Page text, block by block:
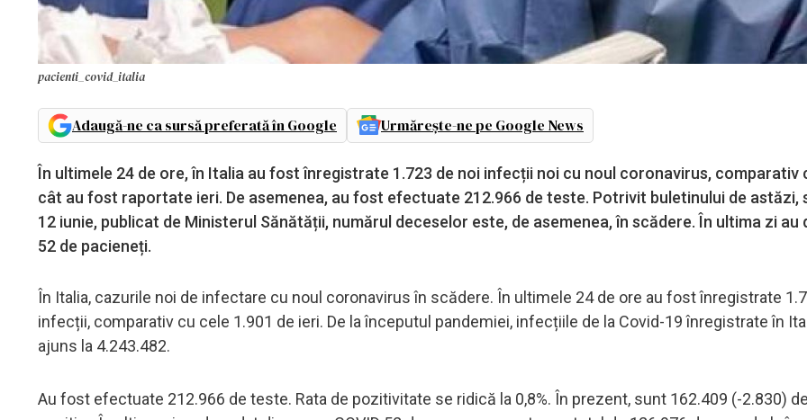
pacienti_covid_italia
Adaugă-ne ca sursă preferată în Google Urmărește-ne pe Google News
În ultimele 24 de ore, în Italia au fost înregistrate 1.723 de noi infecții noi cu noul coronavirus, comparativ
cât au fost raportate ieri. De asemenea, au fost efectuate 212.966 de teste. Potrivit buletinului de astăzi,
12 iunie, publicat de Ministerul Sănătății, numărul deceselor este, de asemenea, în scădere. În ultima zi au
52 de pacieneți.
În Italia, cazurile noi de infectare cu noul coronavirus în scădere. În ultimele 24 de ore au fost înregistrate
infecții, comparativ cu cele 1.901 de ieri. De la începutul pandemiei, infecțiile de la Covid-19 înregistrate în
ajuns la 4.243.482.
Au fost efectuate 212.966 de teste. Rata de pozitivitate se ridică la 0,8%. În prezent, sunt 162.409 (-2.830)